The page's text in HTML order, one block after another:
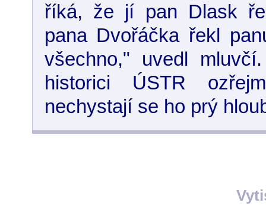
říká, že jí pan Dlask
pana Dvořáčka řekl
všechno," uvedl
historici ÚSTR
nechystají se ho prý